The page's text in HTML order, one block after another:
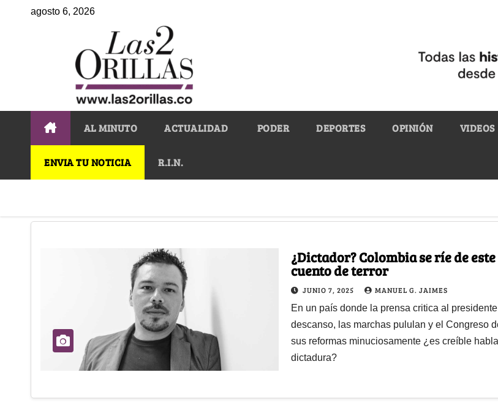
agosto 6, 2026
AL MINUTO ACTUALIDAD PODER DEPORTES OPINIÓN VIDEOS
ENVIA TU NOTICIA R.I.N.
¿Dictador? Colombia se ríe de este
cuento de terror
JUNIO 7, 2025 MANUEL G. JAIMES
En un país donde la prensa critica al
descanso, las marchas pululan y el Congreso
sus reformas minuciosamente ¿es creíble
dictadura?